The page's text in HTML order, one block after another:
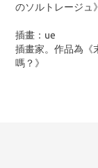
のソルトレージュ
插畫：ue
插畫家。作品為《
嗎？》